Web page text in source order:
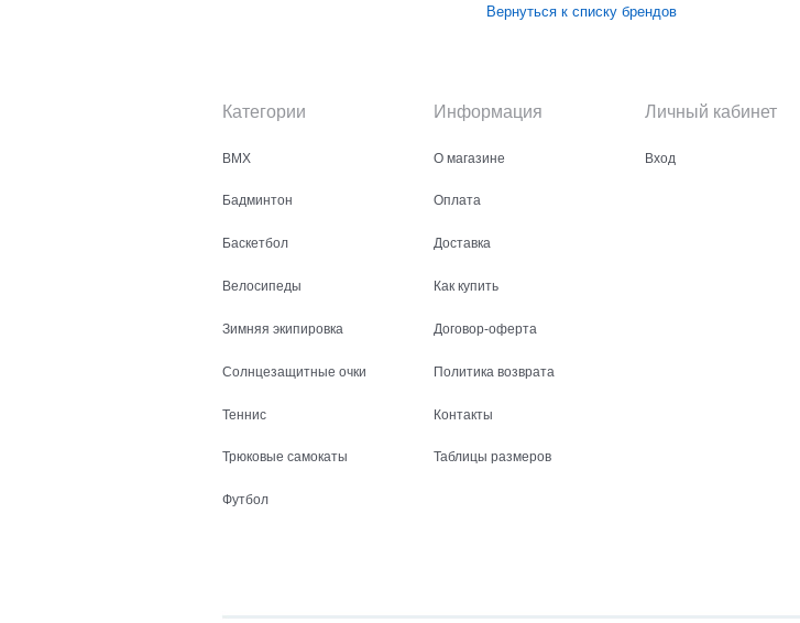
Вернуться к списку брендов
Категории
BMX
Бадминтон
Баскетбол
Велосипеды
Зимняя экипировка
Солнцезащитные очки
Теннис
Трюковые самокаты
Футбол
Информация
О магазине
Оплата
Доставка
Как купить
Договор-оферта
Политика возврата
Контакты
Таблицы размеров
Личный кабинет
Вход